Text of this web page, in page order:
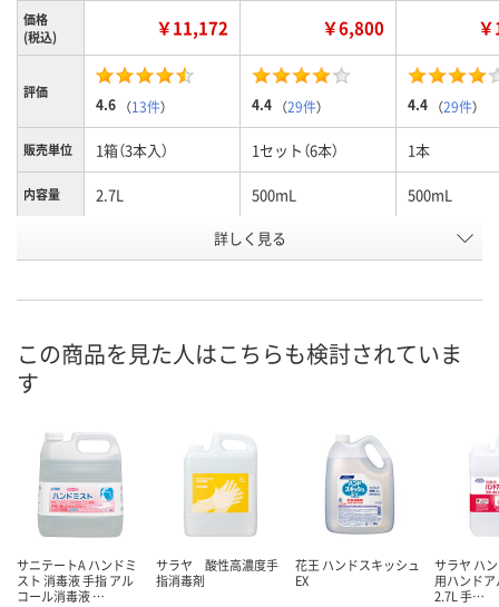
価格
(税込)
￥11,172 ￥6,800
評価
4.6 （13件） 4.4 （29件） 4.4 （29件）
販売単位 1箱（3本入） 1セット（6本） 1本
内容量 2.7L 500mL 500mL
2930358 2835690
お届け日
ついてご連絡いたし
8月10日（月） 8月10日（月）
数量
カゴへ カゴへ カ
詳しく見る
この商品を見た人はこちらも検討されていま
す
サニテートA ハンドミ
スト 消毒液 手指 アル
コール消毒液 …
サラヤ 酸性高濃度手
指消毒剤
花王 ハンドスキッシュ
EX
サラヤ ハ
用ハンド
2.7L 手…